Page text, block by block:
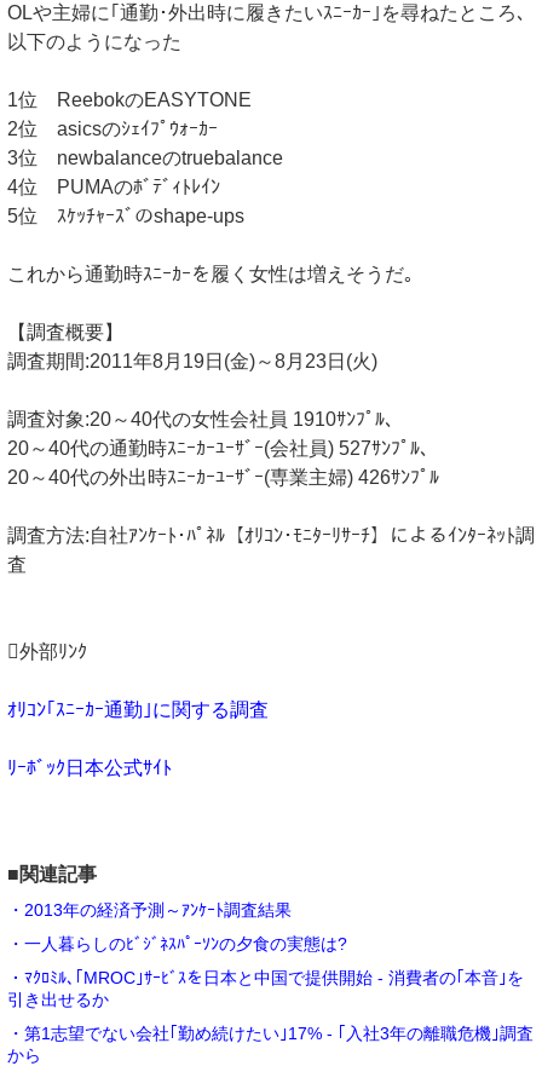
OLや主婦に｢通勤･外出時に履きたいｽﾆｰｶｰ｣を尋ねたところ､
以下のようになった
1位 ReebokのEASYTONE
2位 asicsのｼｪｲﾌﾟｳｫｰｶｰ
3位 newbalanceのtruebalance
4位 PUMAのﾎﾞﾃﾞｨﾄﾚｲﾝ
5位 ｽｹｯﾁｬｰｽﾞのshape-ups
これから通勤時ｽﾆｰｶｰを履く女性は増えそうだ｡
【調査概要】
調査期間:2011年8月19日(金)～8月23日(火)
調査対象:20～40代の女性会社員 1910ｻﾝﾌﾟﾙ､
20～40代の通勤時ｽﾆｰｶｰﾕｰｻﾞｰ(会社員) 527ｻﾝﾌﾟﾙ､
20～40代の外出時ｽﾆｰｶｰﾕｰｻﾞｰ(専業主婦) 426ｻﾝﾌﾟﾙ
調査方法:自社ｱﾝｹｰﾄ･ﾊﾟﾈﾙ【ｵﾘｺﾝ･ﾓﾆﾀｰﾘｻｰﾁ】によるｲﾝﾀｰﾈｯﾄ調
査
外部ﾘﾝｸ
ｵﾘｺﾝ｢ｽﾆｰｶｰ通勤｣に関する調査
ﾘｰﾎﾞｯｸ日本公式ｻｲﾄ
■関連記事
・2013年の経済予測～ｱﾝｹｰﾄ調査結果
・一人暮らしのﾋﾞｼﾞﾈｽﾊﾟｰｿﾝの夕食の実態は?
・ﾏｸﾛﾐﾙ､｢MROC｣ｻｰﾋﾞｽを日本と中国で提供開始 - 消費者の｢本音｣を
引き出せるか
・第1志望でない会社｢勤め続けたい｣17% - ｢入社3年の離職危機｣調査
から